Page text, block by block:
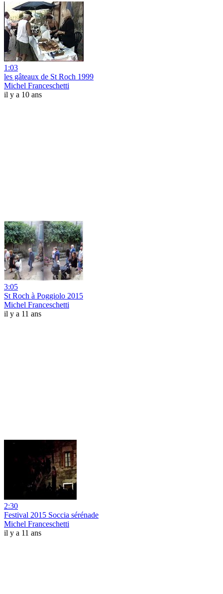
1:03
les gâteaux de St Roch 1999
Michel Franceschetti
il y a 10 ans
3:05
St Roch à Poggiolo 2015
Michel Franceschetti
il y a 11 ans
2:30
Festival 2015 Soccia sérénade
Michel Franceschetti
il y a 11 ans